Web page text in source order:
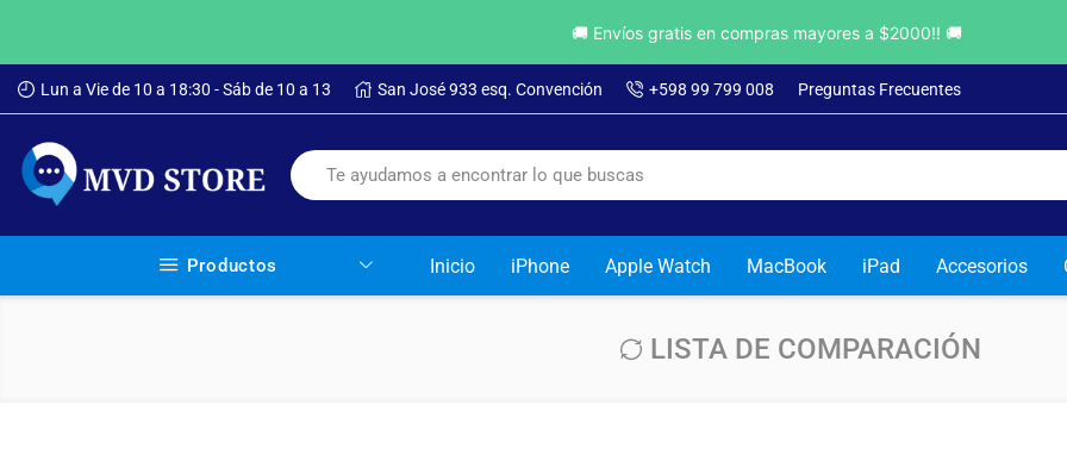
Lun a Vie de 10 a 18:30 - Sáb de 10 a 13 San José 933 esq. Convención +598 99 799 008 Preguntas Frecuentes
Productos Inicio iPhone Apple Watch MacBook iPad Accesorios
LISTA DE COMPARACIÓN
🚚 Envíos gratis en compras mayores a $2000!! 🚚